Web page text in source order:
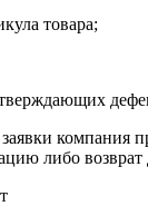
товара;
компания
либо